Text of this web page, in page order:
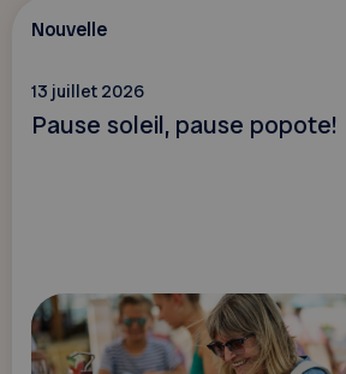
Nouvelle
13 juillet 2026
Pause soleil, pause popote!